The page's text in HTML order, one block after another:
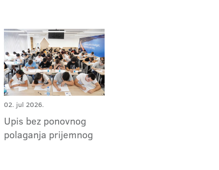
02. jul 2026.
Upis bez ponovnog
polaganja prijemnog